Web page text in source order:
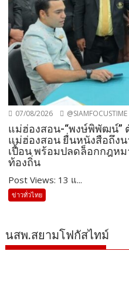
07/08/2026 @SIAMFOCUSTIME
แม่ฮ่องสอน-“พงษ์พิพัฒน์”
แม่ฮ่องสอน ยื่นหนังสือถึง
เปื้อน พร้อมปลดล็อกกฎห
ท้องถิ่น
Post Views: 13 แ...
ข่าวทั่วไทย
นสพ.สยามโฟกัสไทม์